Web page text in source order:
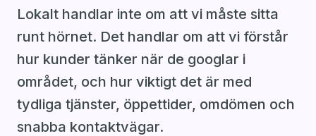
Lokalt handlar inte om att vi måste sitta
runt hörnet. Det handlar om att vi förstår
hur kunder tänker när de googlar i
området, och hur viktigt det är med
tydliga tjänster, öppettider, omdömen och
snabba kontaktvägar.